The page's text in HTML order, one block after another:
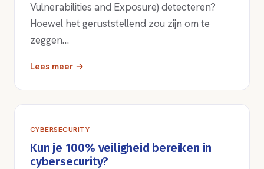
Vulnerabilities and Exposure) detecteren?
Hoewel het geruststellend zou zijn om te
zeggen…
Lees meer →
CYBERSECURITY
Kun je 100% veiligheid bereiken in
cybersecurity?